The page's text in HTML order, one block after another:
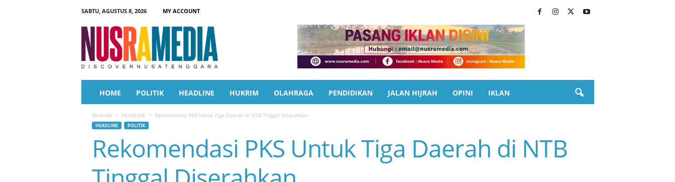
SABTU, AGUSTUS 8, 2026
MY ACCOUNT
a
HOME POLITIK HEADLINE HUKRIM OLAHRAGA PENDIDIKAN JALAN HIJRAH OPINI IKLAN
Beranda HEADLINE Rekomendasi PKS Untuk Tiga Daerah di NTB Tinggal Diserahkan
HEADLINE POLITIK
Rekomendasi PKS Untuk Tiga Daerah di NTB